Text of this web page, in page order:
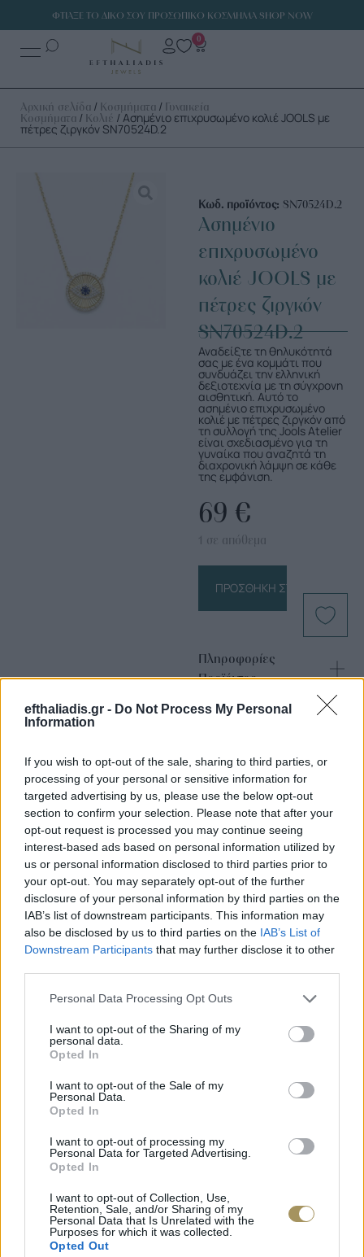
efthaliadis.gr - Do Not Process My Personal
Information
If you wish to opt-out of the sale, sharing to third parties, or
processing of your personal or sensitive information for
targeted advertising by us, please use the below opt-out
section to confirm your selection. Please note that after your
opt-out request is processed you may continue seeing
interest-based ads based on personal information utilized by
us or personal information disclosed to third parties prior to
your opt-out. You may separately opt-out of the further
disclosure of your personal information by third parties on the
IAB’s list of downstream participants. This information may
also be disclosed by us to third parties on the IAB’s List of
Downstream Participants that may further disclose it to other
Personal Data Processing Opt Outs
I want to opt-out of the Sharing of my
personal data.
Opted In
I want to opt-out of the Sale of my
Personal Data.
Opted In
I want to opt-out of processing my
Personal Data for Targeted Advertising.
Opted In
I want to opt-out of Collection, Use,
Retention, Sale, and/or Sharing of my
Personal Data that Is Unrelated with the
Purposes for which it was collected.
Opted Out
ΦΤΙΑΞΕ ΤΟ ΔΙΚΟ ΣΟΥ ΠΡΟΣΩΠΙΚΟ ΚΟΣΜΗΜΑ SHOP NOW
0
Αρχική σελίδα / Κοσμήματα / Γυναικεία
Κοσμήματα / Κολιέ / Ασημένιο επιχρυσωμένο κολιέ JOOLS με
πέτρες ζιργκόν SN70524D.2
Κωδ. προϊόντος: SN70524D.2
Ασημένιο
επιχρυσωμένο
κολιέ JOOLS με
πέτρες ζιργκόν
SN70524D.2
Αναδείξτε τη θηλυκότητά
σας με ένα κομμάτι που
συνδυάζει την ελληνική
δεξιοτεχνία με τη σύγχρονη
αισθητική. Αυτό το
ασημένιο επιχρυσωμένο
κολιέ με πέτρες ζιργκόν από
τη συλλογή της Jools Atelier
είναι σχεδιασμένο για τη
γυναίκα που αναζητά τη
διαχρονική λάμψη σε κάθε
της εμφάνιση.
69 €
1 σε απόθεμα
ΠΡΟΣΘΉΚΗ ΣΤΟ ΚΑΛΆΘΙ
Πληροφορίες
Προϊόντος
Επιλογές Που Ταιριάζουν
Ανακαλύψτε τα κοσμήματα που αγαπήθηκαν περισσότερο!
Εδώ θα βρείτε τις κορυφαίες επιλογές που ξεχωρίζουν για
το μοναδικό τους στυλ και την εξαιρετική τους ποιότητα.
ΧΡΥΣΌΣ 18 ΚΑΡΑΤΊΩΝ -10%
ΜΟΝΌΠΕΤΡΟ ΔΑΧΤΥΛΊΔΙ ΜΕ
ΔΙΑΜΆΝΤΙ 0.35CT
€1.737€
BRASS